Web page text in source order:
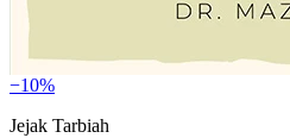
−10%
Jejak Tarbiah